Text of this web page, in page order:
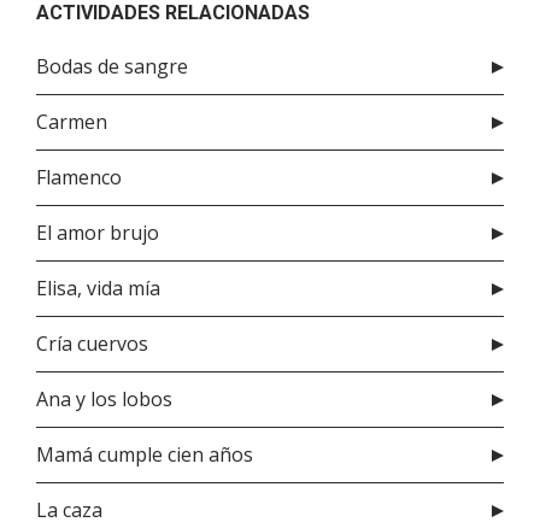
ACTIVIDADES RELACIONADAS
Bodas de sangre
Carmen
Flamenco
El amor brujo
Elisa, vida mía
Cría cuervos
Ana y los lobos
Mamá cumple cien años
La caza